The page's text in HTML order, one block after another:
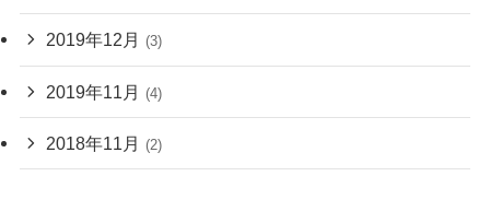
2019年12月 (3)
2019年11月 (4)
2018年11月 (2)